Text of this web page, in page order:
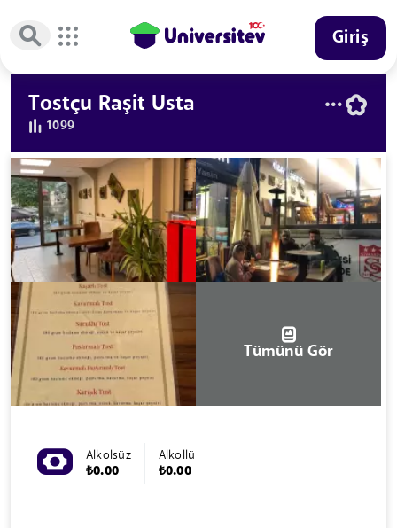
Giriş
Tostçu Raşit Usta
1099
Tümünü Gör
Alkolsüz
₺0.00
Alkollü
₺0.00